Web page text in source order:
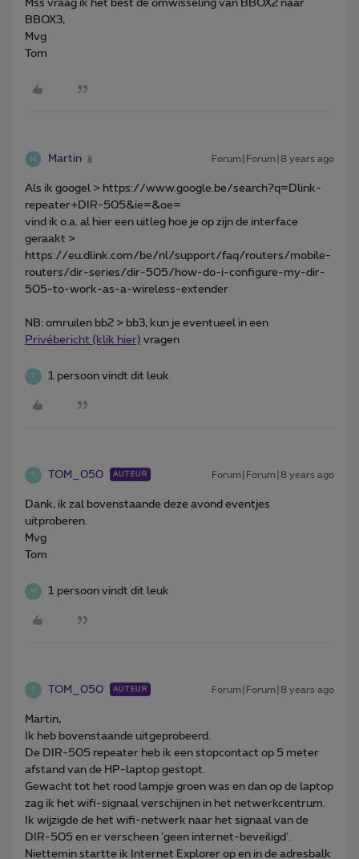
Mss vraag ik het best de omwisseling van BBOX2 naar
BBOX3,
Mvg
Tom
Martin Forum|Forum|8 years ago
Als ik googel > https://www.google.be/search?q=Dlink-
repeater+DIR-505&ie=&oe=
vind ik o.a. al hier een uitleg hoe je op zijn de interface
geraakt >
https://eu.dlink.com/be/nl/support/faq/routers/mobile-
routers/dir-series/dir-505/how-do-i-configure-my-dir-
505-to-work-as-a-wireless-extender
NB: omruilen bb2 > bb3, kun je eventueel in een
Privébericht (klik hier) vragen
1 persoon vindt dit leuk
TOM_050 AUTEUR Forum|Forum|8 years ago
Dank, ik zal bovenstaande deze avond eventjes
uitproberen.
Mvg
Tom
W 1 persoon vindt dit leuk
TOM_050 AUTEUR Forum|Forum|8 years ago
Martin,
Ik heb bovenstaande uitgeprobeerd.
De DIR-505 repeater heb ik een stopcontact op 5 meter
afstand van de HP-laptop gestopt.
Gewacht tot het rood lampje groen was en dan op de laptop
zag ik het wifi-signaal verschijnen in het netwerkcentrum.
Ik wijzigde de het wifi-netwerk naar het signaal van de
DIR-505 en er verscheen 'geen internet-beveiligd'.
Niettemin startte ik Internet Explorer op en in de adresbalk